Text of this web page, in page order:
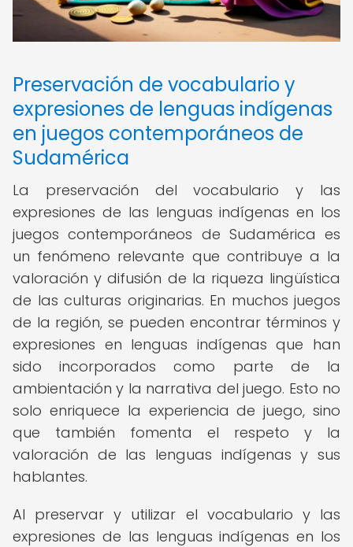
Preservación de vocabulario y
expresiones de lenguas indígenas
en juegos contemporáneos de
Sudamérica
La preservación del vocabulario y las
expresiones de las lenguas indígenas en los
juegos contemporáneos de Sudamérica es
un fenómeno relevante que contribuye a la
valoración y difusión de la riqueza lingüística
de las culturas originarias. En muchos juegos
de la región, se pueden encontrar términos y
expresiones en lenguas indígenas que han
sido incorporados como parte de la
ambientación y la narrativa del juego. Esto no
solo enriquece la experiencia de juego, sino
que también fomenta el respeto y la
valoración de las lenguas indígenas y sus
hablantes.
Al preservar y utilizar el vocabulario y las
expresiones de las lenguas indígenas en los